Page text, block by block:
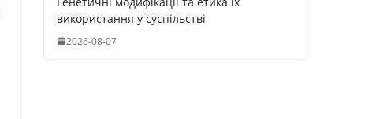
використання у суспільстві
2026-08-07